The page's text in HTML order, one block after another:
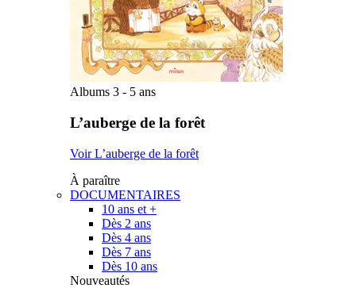
Albums 3 - 5 ans
L’auberge de la forêt
Voir L’auberge de la forêt
À paraître
DOCUMENTAIRES
10 ans et +
Dès 2 ans
Dès 4 ans
Dès 7 ans
Dès 10 ans
Nouveautés